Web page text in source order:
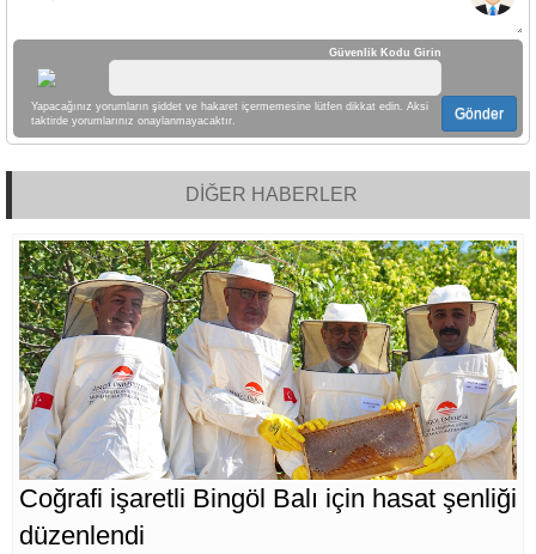
Güvenlik Kodu Girin
Yapacağınız yorumların şiddet ve hakaret içermemesine lütfen dikkat edin. Aksi
taktirde yorumlarınız onaylanmayacaktır.
Gönder
DİĞER HABERLER
Coğrafi işaretli Bingöl Balı için hasat şenliği
düzenlendi